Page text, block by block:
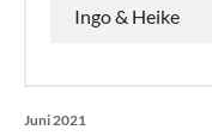
Ingo & Heike
Juni 2021